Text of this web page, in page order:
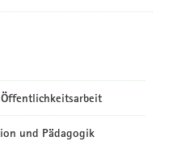
und Pädagogik